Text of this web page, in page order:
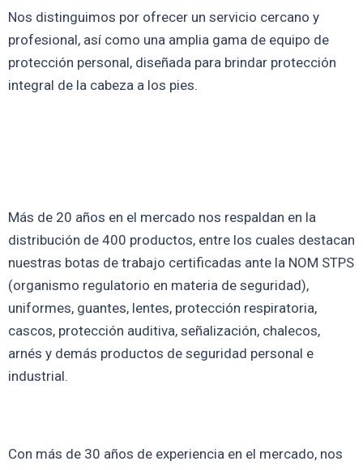
Nos distinguimos por ofrecer un servicio cercano y
profesional, así como una amplia gama de equipo de
protección personal, diseñada para brindar protección
integral de la cabeza a los pies.
Más de 20 años en el mercado nos respaldan en la
distribución de 400 productos, entre los cuales destacan
nuestras botas de trabajo certificadas ante la NOM STPS
(organismo regulatorio en materia de seguridad),
uniformes, guantes, lentes, protección respiratoria,
cascos, protección auditiva, señalización, chalecos,
arnés y demás productos de seguridad personal e
industrial.
Con más de 30 años de experiencia en el mercado, nos